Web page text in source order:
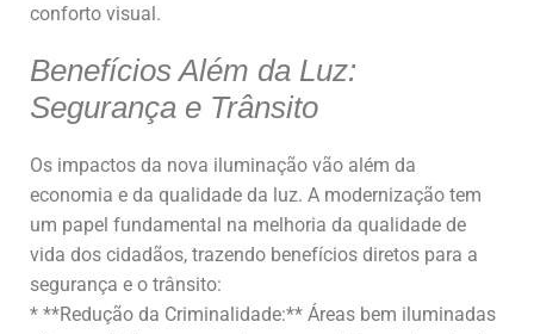
conforto visual.
Benefícios Além da Luz:
Segurança e Trânsito
Os impactos da nova iluminação vão além da
economia e da qualidade da luz. A modernização tem
um papel fundamental na melhoria da qualidade de
vida dos cidadãos, trazendo benefícios diretos para a
segurança e o trânsito:
* **Redução da Criminalidade:** Áreas bem iluminadas